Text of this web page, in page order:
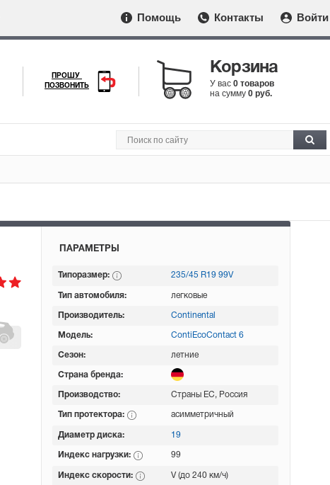
Помощь Контакты Войти
ПРОШУ
ПОЗВОНИТЬ
Корзина
У вас 0 товаров
на сумму 0 руб.
ПАРАМЕТРЫ
Типоразмер: 235/45 R19 99V
Тип автомобиля: легковые
Производитель: Continental
Модель: ContiEcoContact 6
Сезон: летние
Страна бренда:
Производство: Страны ЕС, Россия
Тип протектора: асимметричный
Диаметр диска: 19
Индекс нагрузки: 99
Индекс скорости: V (до 240 км/ч)